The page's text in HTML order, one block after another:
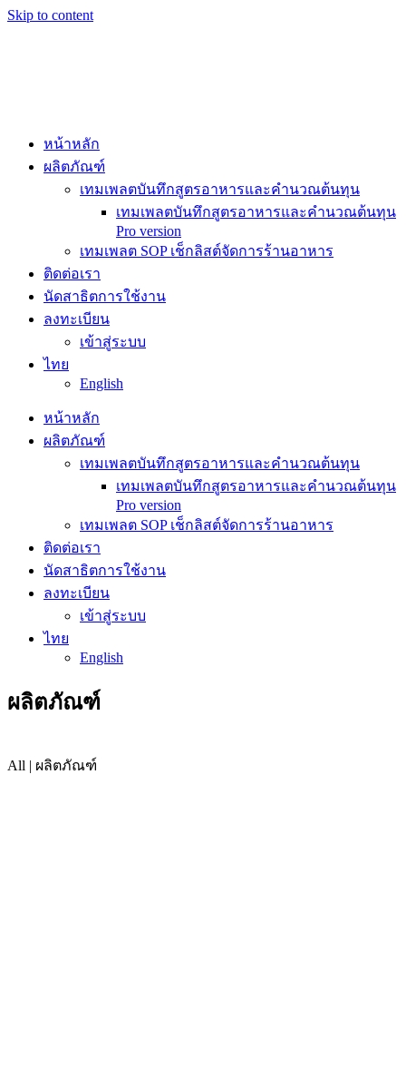
Skip to content
หน้าหลัก
ผลิตภัณฑ์
เทมเพลตบันทึกสูตรอาหารและคำนวณต้นทุน
เทมเพลตบันทึกสูตรอาหารและคำนวณต้นทุน
Pro version
เทมเพลต SOP เช็กลิสต์จัดการร้านอาหาร
ติดต่อเรา
นัดสาธิตการใช้งาน
ลงทะเบียน
เข้าสู่ระบบ
ไทย
English
หน้าหลัก
ผลิตภัณฑ์
เทมเพลตบันทึกสูตรอาหารและคำนวณต้นทุน
เทมเพลตบันทึกสูตรอาหารและคำนวณต้นทุน
Pro version
เทมเพลต SOP เช็กลิสต์จัดการร้านอาหาร
ติดต่อเรา
นัดสาธิตการใช้งาน
ลงทะเบียน
เข้าสู่ระบบ
ไทย
English
ผลิตภัณฑ์
All | ผลิตภัณฑ์